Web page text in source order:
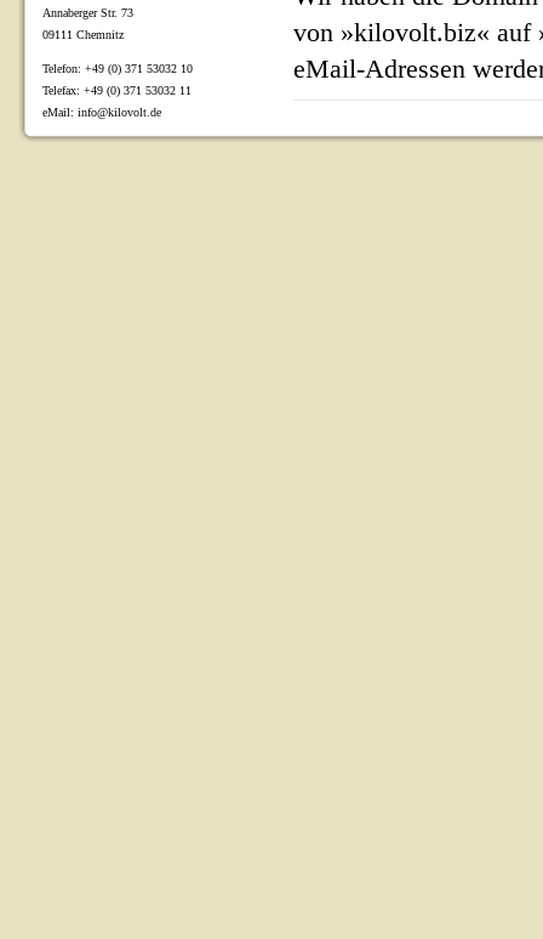
von »kilovolt.biz« auf
eMail-Adressen
Annaberger Str. 73
09111 Chemnitz
Telefon: +49 (0) 371 53032 10
Telefax: +49 (0) 371 53032 11
eMail: info@kilovolt.de